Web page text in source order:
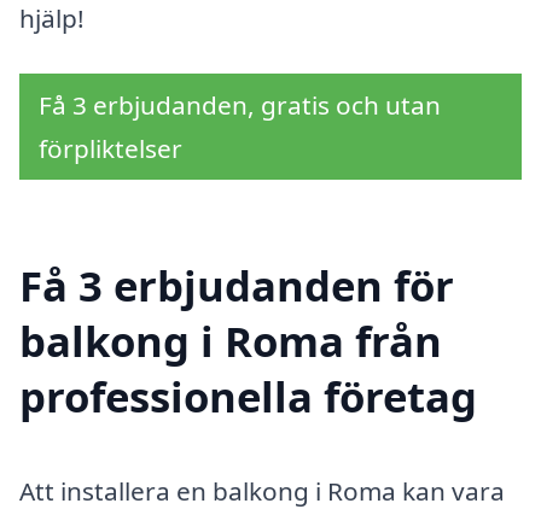
hjälp!
Få 3 erbjudanden, gratis och utan
förpliktelser
Få 3 erbjudanden för
balkong i Roma från
professionella företag
Att installera en balkong i Roma kan vara